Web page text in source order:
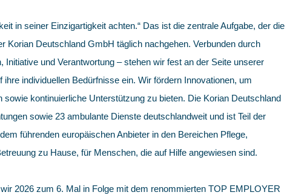
in seiner Einzigartigkeit achten.“ Das ist die zentrale Aufgabe, der die
Korian Deutschland GmbH täglich nachgehen. Verbunden durch
Initiative und Verantwortung – stehen wir fest an der Seite unserer
ihre individuellen Bedürfnisse ein. Wir fördern Innovationen, um
sowie kontinuierliche Unterstützung zu bieten. Die Korian Deutschland
sowie 23 ambulante Dienste deutschlandweit und ist Teil der
führenden europäischen Anbieter in den Bereichen Pflege,
zu Hause, für Menschen, die auf Hilfe angewiesen sind.
2026 zum 6. Mal in Folge mit dem renommierten TOP EMPLOYER